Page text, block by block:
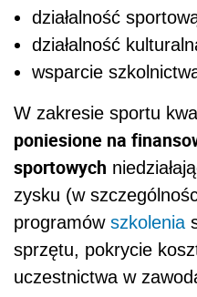
działalność
działalność
wsparcie
W zakresie sportu
poniesione na
sportowych
zysku (w
programów szkolenia
sprzętu, pokrycie
uczestnictwa w